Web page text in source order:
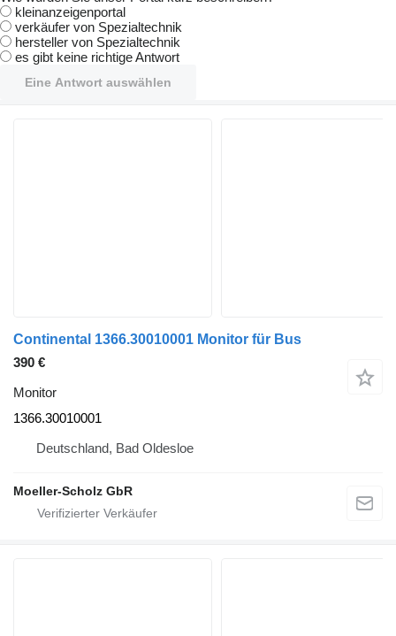
kleinanzeigenportal
verkäufer von Spezialtechnik
hersteller von Spezialtechnik
es gibt keine richtige Antwort
Eine Antwort auswählen
Continental 1366.30010001 Monitor für Bus
390 €
Monitor
1366.30010001
Deutschland, Bad Oldesloe
Moeller-Scholz GbR